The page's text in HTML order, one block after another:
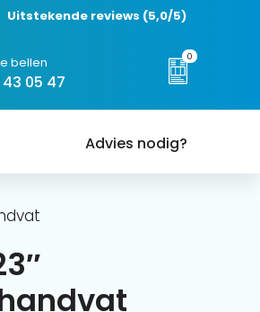
Uitstekende reviews (5,0/5)
bellen
43 05 47
0
Advies nodig?